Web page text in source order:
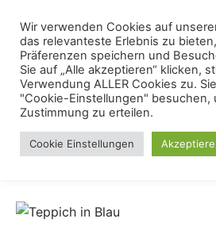
content
Menu
teppich
Wir verwenden Cookies auf
das relevanteste Erlebnis zu
Präferenzen speichern und
Sie auf „Alle akzeptieren“ klicken,
Verwendung ALLER Cookies zu.
"Cookie-Einstellungen" besuchen,
Zustimmung zu erteilen.
Cookie Einstellungen